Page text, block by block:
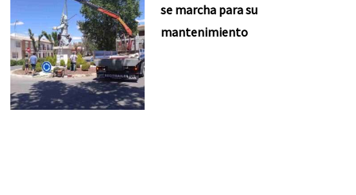
se marcha para su
mantenimiento